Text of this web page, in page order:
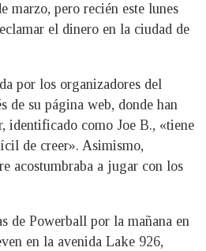
marzo, pero recién este lunes
el dinero en la ciudad de
por los organizadores del
de su página web, donde han
identificado como Joe B., «tiene
de creer». Asimismo,
acostumbraba a jugar con los
de Powerball por la mañana en
en la avenida Lake 926,